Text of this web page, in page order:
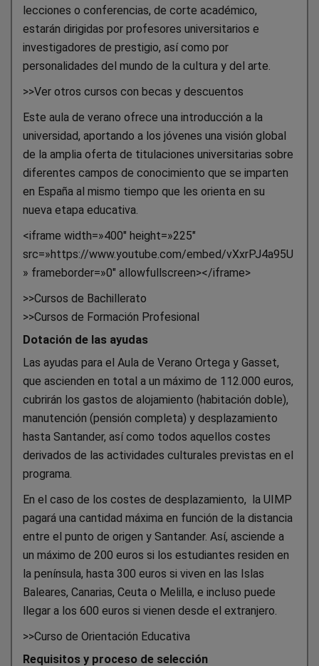
lecciones o conferencias, de corte académico,
estarán dirigidas por profesores universitarios e
investigadores de prestigio, así como por
personalidades del mundo de la cultura y del arte.
>>Ver otros cursos con becas y descuentos
Este aula de verano ofrece una introducción a la
universidad, aportando a los jóvenes una visión global
de la amplia oferta de titulaciones universitarias sobre
diferentes campos de conocimiento que se imparten
en España al mismo tiempo que les orienta en su
nueva etapa educativa.
<iframe width=»400″ height=»225″
src=»https://www.youtube.com/embed/vXxrPJ4a95U
» frameborder=»0″ allowfullscreen></iframe>
>>Cursos de Bachillerato
>>Cursos de Formación Profesional
Dotación de las ayudas
Las ayudas para el Aula de Verano Ortega y Gasset,
que ascienden en total a un máximo de 112.000 euros,
cubrirán los gastos de alojamiento (habitación doble),
manutención (pensión completa) y desplazamiento
hasta Santander, así como todos aquellos costes
derivados de las actividades culturales previstas en el
programa.
En el caso de los costes de desplazamiento, la UIMP
pagará una cantidad máxima en función de la distancia
entre el punto de origen y Santander. Así, asciende a
un máximo de 200 euros si los estudiantes residen en
la península, hasta 300 euros si viven en las Islas
Baleares, Canarias, Ceuta o Melilla, e incluso puede
llegar a los 600 euros si vienen desde el extranjero.
>>Curso de Orientación Educativa
Requisitos y proceso de selección